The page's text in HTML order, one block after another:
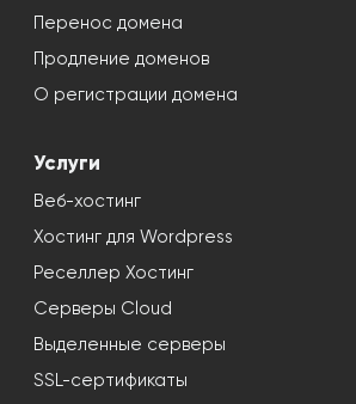
Перенос домена
Продление доменов
О регистрации домена
Услуги
Веб-хостинг
Хостинг для Wordpress
Реселлер Хостинг
Серверы Cloud
Выделенные серверы
SSL-сертификаты